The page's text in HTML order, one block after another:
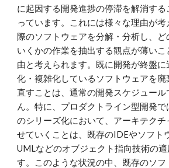
に起因する開発進捗の停滞を解消す
っています。これには様々な理由が
際のソフトウェアを分解・分析し、ど
いくかの作業を抽出する観点が薄い
由と考えられます。既に開発が終盤に
化・複雑化しているソフトウェアを廃
直すことは、通常の開発スケジュー
ん。特に、プロダクトライン型開発
のシリーズ化において、アーキテクチ
せていくことは、既存のIDEやソフト
UMLなどのオブジェクト指向技術の
す。このような状況の中、既存のソフ